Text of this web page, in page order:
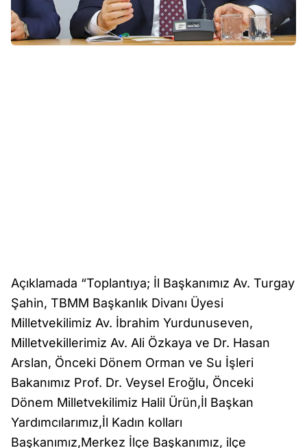
Açıklamada “Toplantıya; İl Başkanımız Av. Turgay
Şahin, TBMM Başkanlık Divanı Üyesi
Milletvekilimiz Av. İbrahim Yurdunuseven,
Milletvekillerimiz Av. Ali Özkaya ve Dr. Hasan
Arslan, Önceki Dönem Orman ve Su İşleri
Bakanımız Prof. Dr. Veysel Eroğlu, Önceki
Dönem Milletvekilimiz Halil Ürün,İl Başkan
Yardımcılarımız,İl Kadın kolları
Başkanımız,Merkez İlçe Başkanımız, ilçe